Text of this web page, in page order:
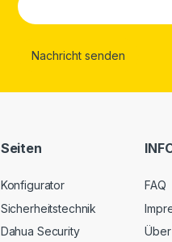
Seiten
Konfigurator
Sicherheitstechnik
Dahua Security
FAQ